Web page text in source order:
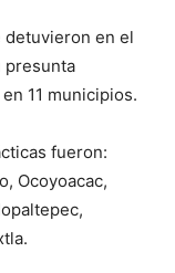
detuvieron en el
presunta
11 municipios.
fueron:
Ocoyoacac,